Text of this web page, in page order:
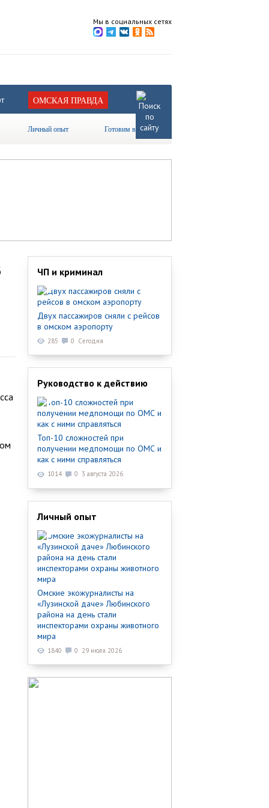
Мы в социальных сетях
ОМСКАЯ ПРАВДА
Личный опыт Готовим вместе
ЧП и криминал
Двух пассажиров сняли с рейсов
в омском аэропорту
285 0 Сегодня
Руководство к действию
Топ-10 сложностей при
получении медпомощи по ОМС и
как с ними справляться
1014 0 3 августа 2026
Личный опыт
Омские экожурналисты на
«Лузинской даче» Любинского
района на день стали
инспекторами охраны животного
мира
1840 0 29 июля 2026